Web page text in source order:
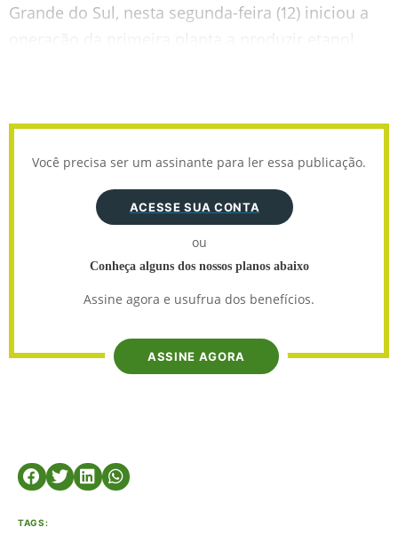
Grande do Sul, nesta segunda-feira (12) iniciou a
operação da primeira planta a produzir etanol
Você precisa ser um assinante para ler essa publicação.
ACESSE SUA CONTA
ou
Conheça alguns dos nossos planos abaixo
Assine agora e usufrua dos benefícios.
ASSINE AGORA
TAGS: